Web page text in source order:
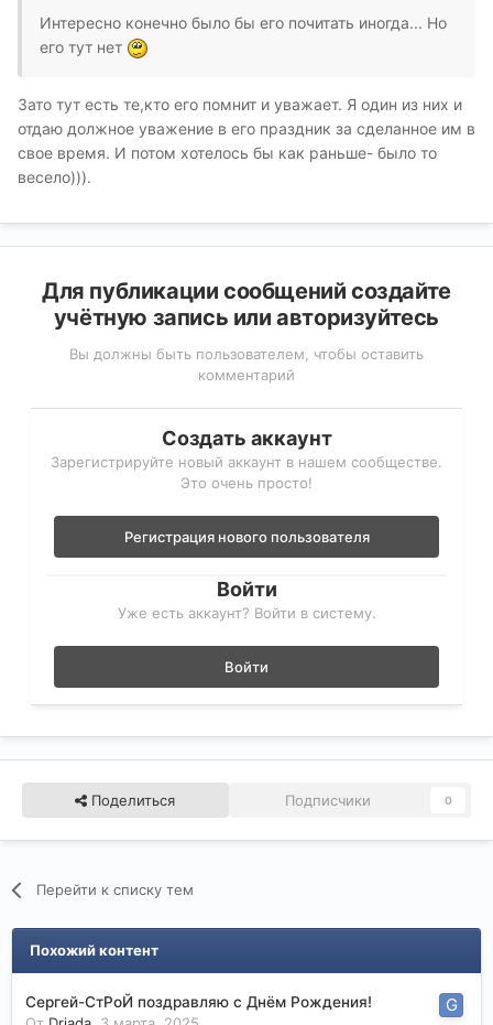
Интересно конечно было бы его почитать иногда... Но
его тут нет
Зато тут есть те,кто его помнит и уважает. Я один из них и
отдаю должное уважение в его праздник за сделанное им в
свое время. И потом хотелось бы как раньше- было то
весело))).
Для публикации сообщений создайте
учётную запись или авторизуйтесь
Вы должны быть пользователем, чтобы оставить
комментарий
Создать аккаунт
Зарегистрируйте новый аккаунт в нашем сообществе.
Это очень просто!
Регистрация нового пользователя
Войти
Уже есть аккаунт? Войти в систему.
Войти
Поделиться Подписчики 0
Перейти к списку тем
Похожий контент
Сергей-СтРоЙ поздравляю с Днём Рождения!